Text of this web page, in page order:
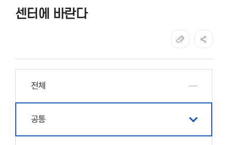
센터에 바란다
전체
공통